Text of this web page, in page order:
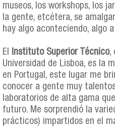
museos, los workshops, los
la gente, etcétera, se
hay algo aconteciendo, algo
El Instituto Superior Técnico,
Universidad de Lisboa, es la
en Portugal, este lugar me
conocer a gente muy
laboratorios de alta gama
futuro. Me sorprendió la
prácticos) impartidos en el